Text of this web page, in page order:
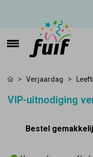
Verjaardag
VIP-uitnodiging
Bestel